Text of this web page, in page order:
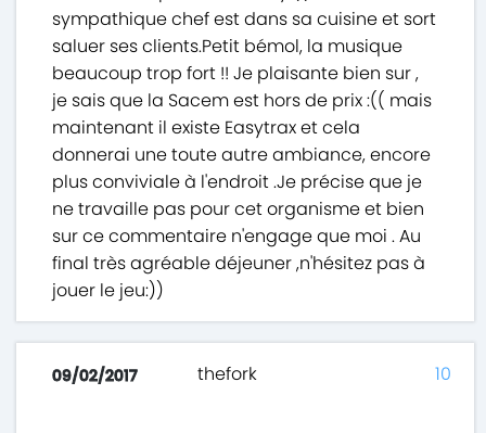
sympathique chef est dans sa cuisine et sort
saluer ses clients.Petit bémol, la musique
beaucoup trop fort !! Je plaisante bien sur ,
je sais que la Sacem est hors de prix :(( mais
maintenant il existe Easytrax et cela
donnerai une toute autre ambiance, encore
plus conviviale à l'endroit .Je précise que je
ne travaille pas pour cet organisme et bien
sur ce commentaire n'engage que moi . Au
final très agréable déjeuner ,n'hésitez pas à
jouer le jeu:))
09/02/2017 thefork 10